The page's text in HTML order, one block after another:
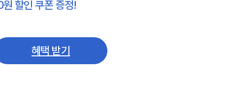
할인 쿠폰 증정!
혜택 받기